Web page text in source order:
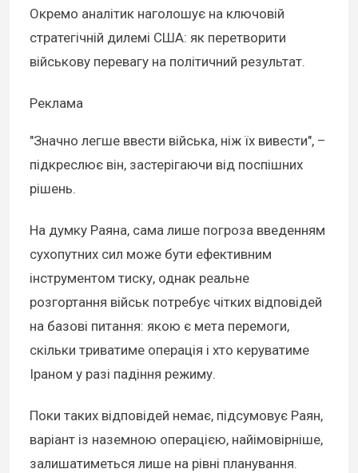
Окремо аналітик наголошує на ключовій
стратегічній дилемі США: як перетворити
військову перевагу на політичний результат.
Реклама
"Значно легше ввести війська, ніж їх вивести", –
підкреслює він, застерігаючи від поспішних
рішень.
На думку Раяна, сама лише погроза введенням
сухопутних сил може бути ефективним
інструментом тиску, однак реальне
розгортання військ потребує чітких відповідей
на базові питання: якою є мета перемоги,
скільки триватиме операція і хто керуватиме
Іраном у разі падіння режиму.
Поки таких відповідей немає, підсумовує Раян,
варіант із наземною операцією, найімовірніше,
залишатиметься лише на рівні планування.